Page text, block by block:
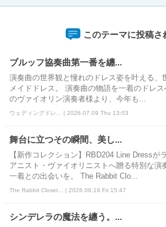
このテーマに投稿さ
ブルッフ協奏曲第一番を纏...
演奏曲の世界観と憧れのドレス姿を叶える、
メイドドレス。 演奏曲の物語を一着のドレ
のヴァイオリン演奏者様より、今年も...
ウェディングドレ... | 2026.07.09 Thu 13:03
舞台に立つその瞬間、美し...
【新作コレクション】RBD204 Line Dressが
アニスト・ヴァイオリニストへ贈る特別な
一着との出会いを。 The Rabbit Clo...
The Rabbit Closet... | 2026.06.19 Fri 15:47
シンデレラの魔法を纏う。...